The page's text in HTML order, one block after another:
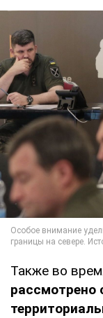
Также во
рассмотрено